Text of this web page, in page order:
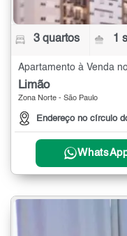
3 quartos 1
Apartamento à Venda
Limão
Zona Norte - São Paulo
Endereço no círculo